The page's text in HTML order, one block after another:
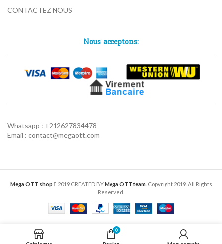
CONTACTEZ NOUS
Nous acceptons:
Whatsapp : +212627834478
Email : contact@megaott.com
Mega OTT shop 2019 CREATED BYMega OTT team . Copyright 2019. All Rights
Reserved.
0